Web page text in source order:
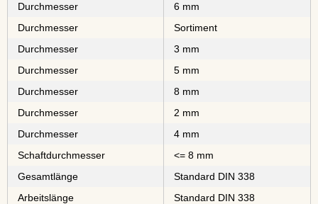
Durchmesser
6 mm
Durchmesser
Sortiment
Durchmesser
3 mm
Durchmesser
5 mm
Durchmesser
8 mm
Durchmesser
2 mm
Durchmesser
4 mm
Schaftdurchmesser
<= 8 mm
Gesamtlänge
Standard DIN 338
Arbeitslänge
Standard DIN 338